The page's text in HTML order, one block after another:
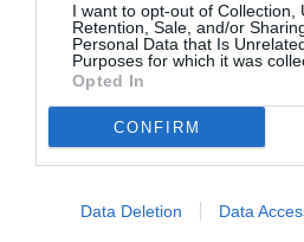
I want to opt-out of Collection,
Retention, Sale, and/or
Personal Data that Is
Purposes for which it was
Opted In
CONFIRM
Data Deletion Data
«Παρεμποδίζοντας
την αποστασία,
Ιουλιανά 1965»:
βιβλίου στο